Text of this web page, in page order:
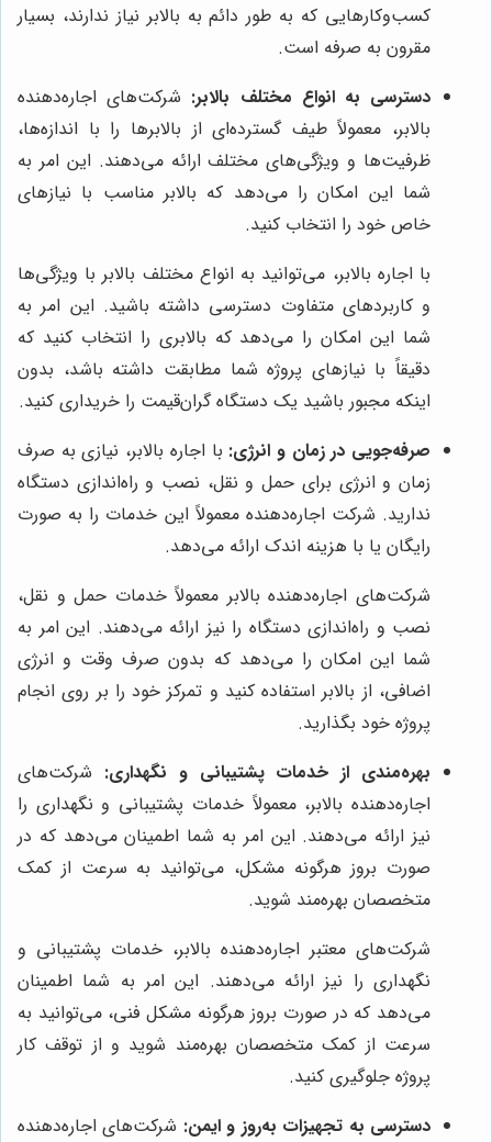
کسب‌وکارهایی که به طور دائم به بالابر نیاز ندارند، بسیار
مقرون به صرفه است.
دسترسی به انواع مختلف بالابر: شرکت‌های اجاره‌دهنده
بالابر، معمولاً طیف گسترده‌ای از بالابرها را با اندازه‌ها،
ظرفیت‌ها و ویژگی‌های مختلف ارائه می‌دهند. این امر به
شما این امکان را می‌دهد که بالابر مناسب با نیازهای
خاص خود را انتخاب کنید.
با اجاره بالابر، می‌توانید به انواع مختلف بالابر با ویژگی‌ها
و کاربردهای متفاوت دسترسی داشته باشید. این امر به
شما این امکان را می‌دهد که بالابری را انتخاب کنید که
دقیقاً با نیازهای پروژه شما مطابقت داشته باشد، بدون
اینکه مجبور باشید یک دستگاه گران‌قیمت را خریداری کنید.
صرفه‌جویی در زمان و انرژی: با اجاره بالابر، نیازی به صرف
زمان و انرژی برای حمل و نقل، نصب و راه‌اندازی دستگاه
ندارید. شرکت اجاره‌دهنده معمولاً این خدمات را به صورت
رایگان یا با هزینه اندک ارائه می‌دهد.
شرکت‌های اجاره‌دهنده بالابر معمولاً خدمات حمل و نقل،
نصب و راه‌اندازی دستگاه را نیز ارائه می‌دهند. این امر به
شما این امکان را می‌دهد که بدون صرف وقت و انرژی
اضافی، از بالابر استفاده کنید و تمرکز خود را بر روی انجام
پروژه خود بگذارید.
بهره‌مندی از خدمات پشتیبانی و نگهداری: شرکت‌های
اجاره‌دهنده بالابر، معمولاً خدمات پشتیبانی و نگهداری را
نیز ارائه می‌دهند. این امر به شما اطمینان می‌دهد که در
صورت بروز هرگونه مشکل، می‌توانید به سرعت از کمک
متخصصان بهره‌مند شوید.
شرکت‌های معتبر اجاره‌دهنده بالابر، خدمات پشتیبانی و
نگهداری را نیز ارائه می‌دهند. این امر به شما اطمینان
می‌دهد که در صورت بروز هرگونه مشکل فنی، می‌توانید به
سرعت از کمک متخصصان بهره‌مند شوید و از توقف کار
پروژه جلوگیری کنید.
دسترسی به تجهیزات به‌روز و ایمن: شرکت‌های اجاره‌دهنده